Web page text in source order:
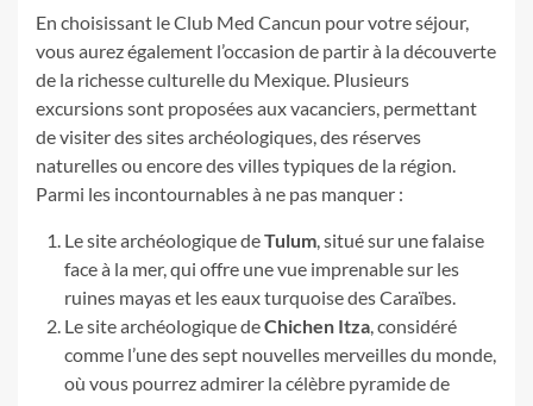
En choisissant le Club Med Cancun pour votre séjour,
vous aurez également l’occasion de partir à la découverte
de la richesse culturelle du Mexique. Plusieurs
excursions sont proposées aux vacanciers, permettant
de visiter des sites archéologiques, des réserves
naturelles ou encore des villes typiques de la région.
Parmi les incontournables à ne pas manquer :
Le site archéologique deTulum, situé sur une falaise
face à la mer, qui offre une vue imprenable sur les
ruines mayas et les eaux turquoise des Caraïbes.
Le site archéologique deChichen Itza, considéré
comme l’une des sept nouvelles merveilles du monde,
où vous pourrez admirer la célèbre pyramide de